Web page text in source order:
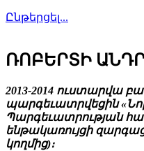
Ընթերցել...
ՌՈԲԵՐՏԻ
2013-2014 ուստարվա
պարգեւատրվեցին
Պարգեւատրության
ենթակառույցի
կողմից)։